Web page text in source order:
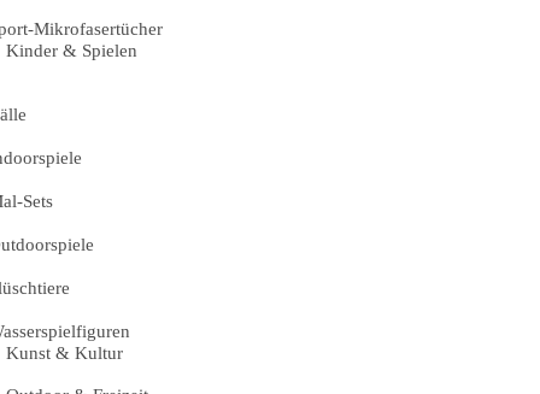
Mikrofasertücher
Kinder & Spielen
Sets
Kunst & Kultur